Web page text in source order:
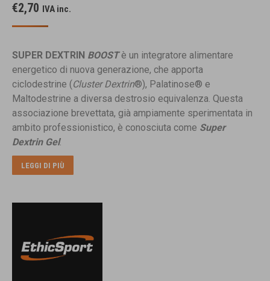
€2,70 IVA inc.
SUPER DEXTRIN BOOSTè un integratore alimentare
energetico di nuova generazione, che apporta
ciclodestrine (Cluster Dex­trin®), Palatinose® e
Maltodestrine a diversa destrosio equivalenza. Questa
associazione brevettata, già ampiamente sperimentata in
ambito professionistico, è conosciuta come Super
Dextrin Gel.
LEGGI DI PIÙ